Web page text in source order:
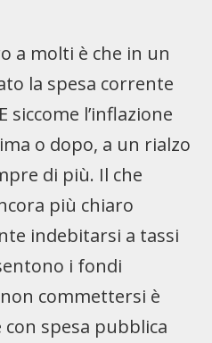
a molti è che in un
la spesa corrente
l’inflazione
o dopo, a un rialzo
di più. Il che
più chiaro
indebitarsi a tassi
i fondi
commettersi è
con spesa pubblica